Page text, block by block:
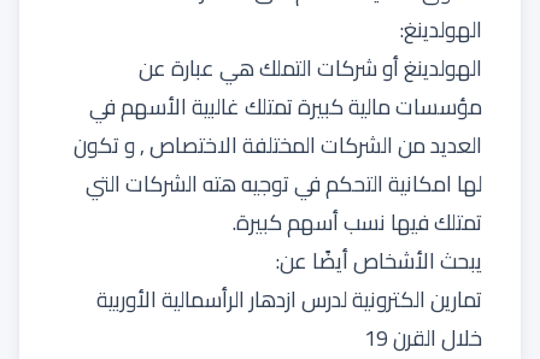
الهولدينغ:
الهولدينغ أو شركات التملك هي عبارة عن
مؤسسات مالية كبيرة تمتلك غالبية الأسهم في
العديد من الشركات المختلفة الاختصاص , و تكون
لها امكانية التحكم في توجيه هته الشركات التي
تمتلك فيها نسب أسهم كبيرة.
يبحث الأشخاص أيضًا عن:
تمارين الكترونية لدرس ازدهار الرأسمالية الأوربية
خلال القرن 19